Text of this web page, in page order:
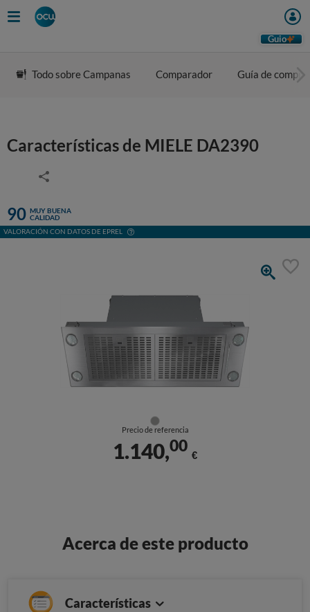
Guio
Todo sobre Campanas Comparador Guía de compra
Características de MIELE DA2390
90 MUY BUENA
CALIDAD
VALORACIÓN CON DATOS DE EPREL
Precio de referencia
1.140,00
€
Acerca de este producto
Características